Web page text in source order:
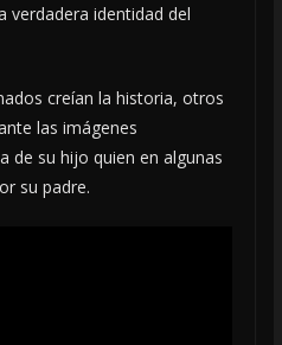
verdadera identidad del
creían la historia, otros
las imágenes
de su hijo quien en algunas
su padre.